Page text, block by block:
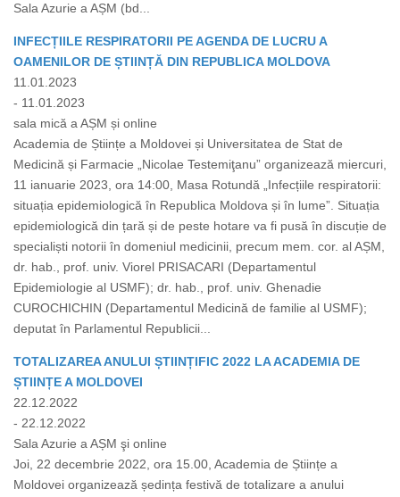
Sala Azurie a AȘM (bd...
INFECȚIILE RESPIRATORII PE AGENDA DE LUCRU A
OAMENILOR DE ȘTIINȚĂ DIN REPUBLICA MOLDOVA
11.01.2023
- 11.01.2023
sala mică a AȘM și online
Academia de Științe a Moldovei și Universitatea de Stat de
Medicină și Farmacie „Nicolae Testemiţanu” organizează miercuri,
11 ianuarie 2023, ora 14:00, Masa Rotundă „Infecțiile respiratorii:
situația epidemiologică în Republica Moldova și în lume”. Situația
epidemiologică din țară și de peste hotare va fi pusă în discuție de
specialiști notorii în domeniul medicinii, precum mem. cor. al AȘM,
dr. hab., prof. univ. Viorel PRISACARI (Departamentul
Epidemiologie al USMF); dr. hab., prof. univ. Ghenadie
CUROCHICHIN (Departamentul Medicină de familie al USMF);
deputat în Parlamentul Republicii...
TOTALIZAREA ANULUI ȘTIINȚIFIC 2022 LA ACADEMIA DE
ȘTIINȚE A MOLDOVEI
22.12.2022
- 22.12.2022
Sala Azurie a AȘM şi online
Joi, 22 decembrie 2022, ora 15.00, Academia de Științe a
Moldovei organizează ședința festivă de totalizare a anului